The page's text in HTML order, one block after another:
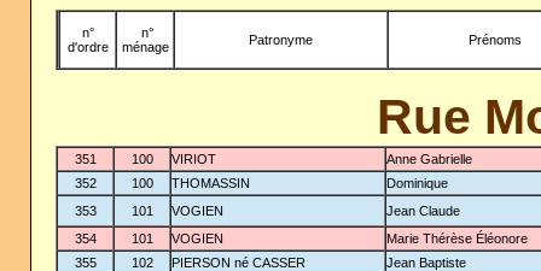
n°
d'ordre
-n°
ménage
Patronyme Prénoms
Rue
351 100 VIRIOT
Anne Gabrielle
352
100 THOMASSIN
Dominique
353
101 VOGIEN
Jean Claude
354
101 VOGIEN
Marie Thérèse Éléonore
355
102 PIERSON né CASSER
Jean Baptiste